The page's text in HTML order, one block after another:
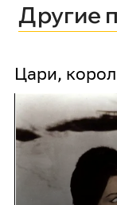
Другие
Цари,